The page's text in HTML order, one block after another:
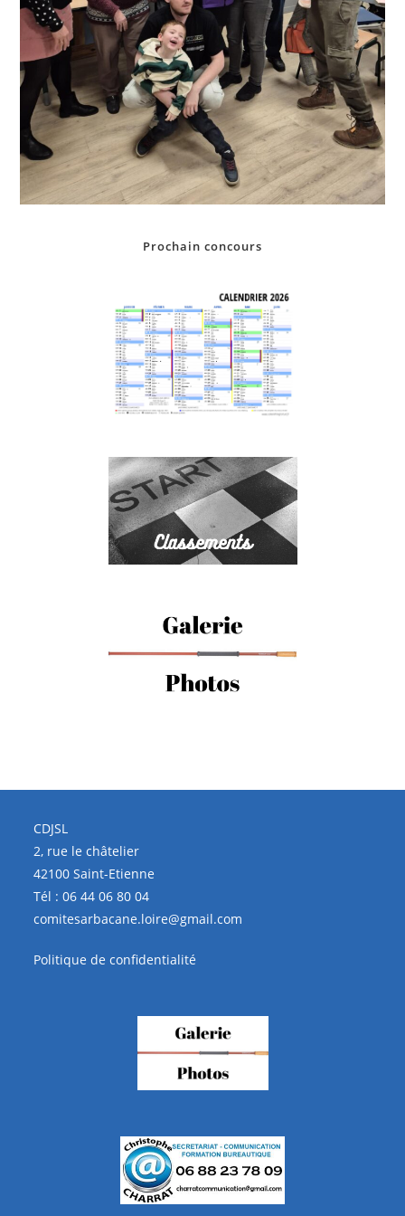
Prochain concours
CDJSL
2, rue le châtelier
42100 Saint-Etienne
Tél :06 44 06 80 04
comitesarbacane.loire@gmail.com
Politique de confidentialité